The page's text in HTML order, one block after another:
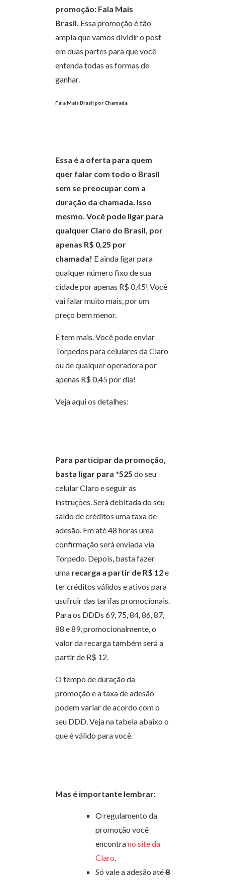
promoção: Fala Mais
Brasil. Essa promoção é tão
ampla que vamos dividir o post
em duas partes para que você
entenda todas as formas de
ganhar.
Fala Mais Brasil por Chamada
Essa é a oferta para quem
quer falar com todo o Brasil
sem se preocupar com a
duração da chamada. Isso
mesmo. Você pode ligar para
qualquer Claro do Brasil, por
apenas R$ 0,25 por
chamada! E ainda ligar para
qualquer número fixo de sua
cidade por apenas R$ 0,45! Você
vai falar muito mais, por um
preço bem menor.
E tem mais. Você pode enviar
Torpedos para celulares da Claro
ou de qualquer operadora por
apenas R$ 0,45 por dia!
Veja aqui os detalhes:
Para participar da promoção,
basta ligar para *525 do seu
celular Claro e seguir as
instruções. Será debitada do seu
saldo de créditos uma taxa de
adesão. Em até 48 horas uma
confirmação será enviada via
Torpedo. Depois, basta fazer
uma recarga a partir de R$ 12e
ter créditos válidos e ativos para
usufruir das tarifas promocionais.
Para os DDDs 69, 75, 84, 86, 87,
88 e 89, promocionalmente, o
valor da recarga também será a
partir de R$ 12.
O tempo de duração da
promoção e a taxa de adesão
podem variar de acordo com o
seu DDD. Veja na tabela abaixo o
que é válido para você.
Mas é importante lembrar:
O regulamento da
promoção você
encontrano site da
Claro
Só vale a adesão até8